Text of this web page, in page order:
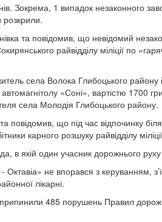
Зокрема, 1 випадок незаконного
розкрили.
та повідомив, що невідомий
райвідділу міліції по
села Волока Глибоцького
«Соні», вартістю 1700
села Молодія Глибоцького району.
повідомив, що під час відпочинку
карного розшуку райвідділу
в якій один учасник дорожнього
не впорався з керуванням,
лікарні.
485 порушень Правил